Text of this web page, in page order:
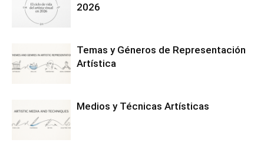
2026
Temas y Géneros de Representación
Artística
Medios y Técnicas Artísticas